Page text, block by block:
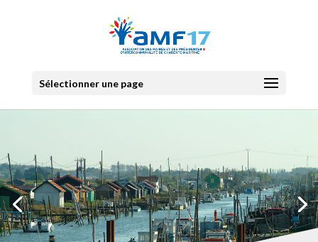
Sélectionner une page